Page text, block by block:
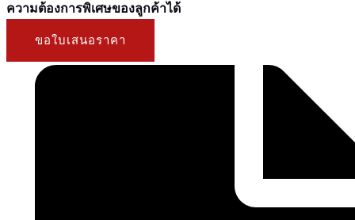
ความต้องการพิเศษของลูกค้าได้
ขอใบเสนอราคา